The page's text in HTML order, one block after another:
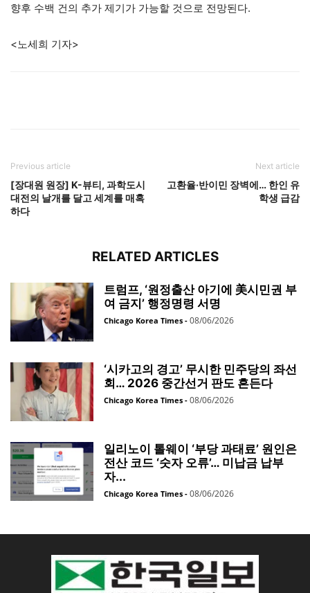
향후 수백 건의 추가 제기가 가능할 것으로 전망된다.
<노세희 기자>
Previous article
[장대원 원장] K-뷰티, 과학도시
대전의 날개를 달고 세계를 매혹
하다
Next article
고환율·반이민 장벽에… 한인 유
학생 급감
RELATED ARTICLES
트럼프, ‘원정출산 아기에 美시민권 부
여 금지’ 행정명령 서명
Chicago Korea Times - 08/06/2026
‘시카고의 경고’ 무시한 민주당의 좌선
회… 2026 중간선거 판도 흔든다
Chicago Korea Times - 08/06/2026
일리노이 톨웨이 ‘부당 과태료’ 원인은
전산 코드 ‘숫자 오류’… 미납금 납부
자...
Chicago Korea Times - 08/06/2026